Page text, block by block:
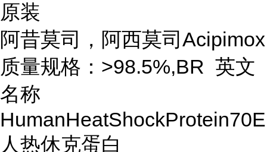
原装
阿昔莫司，阿西莫司Acipimox
质量规格：>98.5%,BR 英文
名称
人热休克蛋白